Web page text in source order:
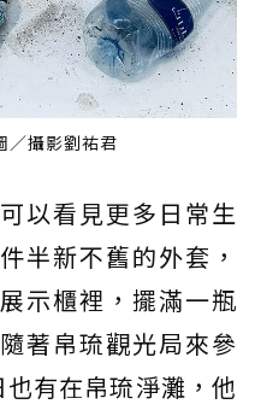
／攝影劉祐君
以看見更多日常生
半新不舊的外套，
示櫃裡，擺滿一瓶
著帛琉觀光局來參
有在帛琉淨灘，他